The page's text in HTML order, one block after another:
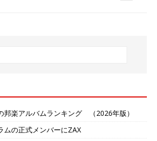
邦楽アルバムランキング （2026年版）
ムの正式メンバーにZAX